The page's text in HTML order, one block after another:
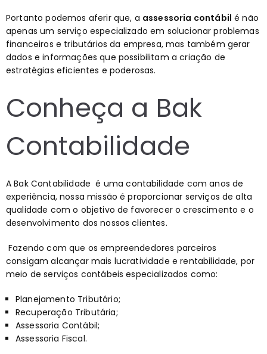
Portanto podemos aferir que, a assessoria contábil é não
apenas um serviço especializado em solucionar problemas
financeiros e tributários da empresa, mas também gerar
dados e informações que possibilitam a criação de
estratégias eficientes e poderosas.
Conheça a Bak
Contabilidade
ABak Contabilidade é uma contabilidade com anos de
experiência, nossa missão é proporcionar serviços de alta
qualidade com o objetivo de favorecer o crescimento e o
desenvolvimento dos nossos clientes.
Fazendo com que os empreendedores parceiros
consigam alcançar mais lucratividade e rentabilidade, por
meio de serviços contábeis especializados como:
Planejamento Tributário;
Recuperação Tributária;
Assessoria Contábil;
Assessoria Fiscal.